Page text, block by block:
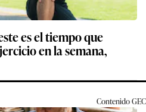
es el tiempo que
en la semana,
ContenidoGEC